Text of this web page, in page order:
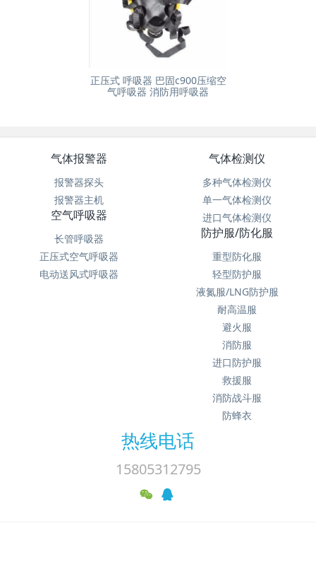
正压式 呼吸器 巴固c900压缩空
气呼吸器 消防用呼吸器
气体报警器
报警器探头
报警器主机
气体检测仪
多种气体检测仪
单一气体检测仪
进口气体检测仪
空气呼吸器
长管呼吸器
正压式空气呼吸器
电动送风式呼吸器
防护服/防化服
重型防化服
轻型防护服
液氮服/LNG防护服
耐高温服
避火服
消防服
进口防护服
救援服
消防战斗服
防蜂衣
热线电话
15805312795